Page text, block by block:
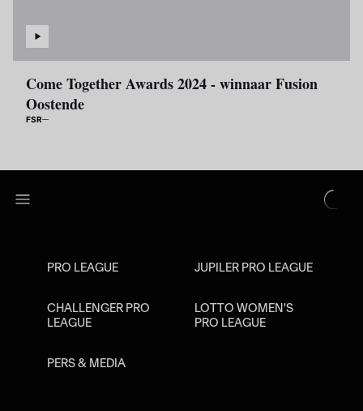
Come Together Awards 2024 - winnaar Fusion
Oostende
FSR
PRO LEAGUE JUPILER PRO LEAGUE
CHALLENGER PRO
LEAGUE
LOTTO WOMEN'S
PRO LEAGUE
PERS & MEDIA